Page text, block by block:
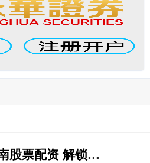
湖南股票配资 解锁财富新高度：专业的股票配资软件助你一臂之力